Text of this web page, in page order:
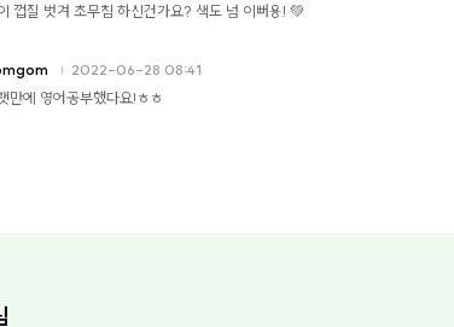
껍질 벗겨 초무침 하신건가요? 색도 넘 이뻐용! 💚
2022-06-28 08:41
만에 영어공부했다요!ㅎㅎ